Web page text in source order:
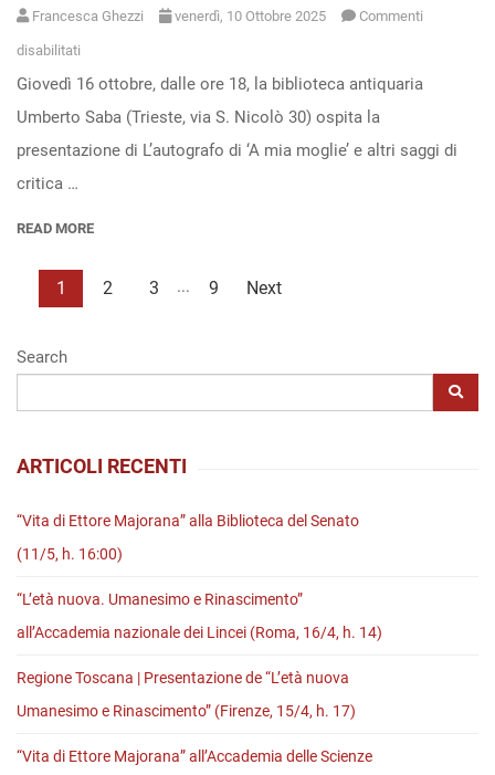
Francesca Ghezzi venerdì, 10 Ottobre 2025 Commenti
disabilitati
“L’autografo
di
A
altri
e
di
S.
Saba
(Trieste,
Giovedì 16 ottobre, dalle ore 18, la biblioteca antiquaria
Umberto Saba (Trieste, via S. Nicolò 30) ospita la
presentazione di L’autografo di ‘A mia moglie’ e altri saggi di
critica …
READ MORE
1 2 3 ... 9 Next
Search
ARTICOLI RECENTI
“Vita di Ettore Majorana” alla Biblioteca del Senato
(11/5, h. 16:00)
“L’età nuova. Umanesimo e Rinascimento”
all’Accademia nazionale dei Lincei (Roma, 16/4, h. 14)
Regione Toscana | Presentazione de “L’età nuova
Umanesimo e Rinascimento” (Firenze, 15/4, h. 17)
“Vita di Ettore Majorana” all’Accademia delle Scienze